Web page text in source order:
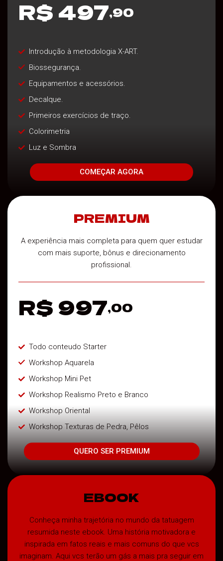
R$ 497,90
Introdução à metodologia X-ART.
Biossegurança.
Equipamentos e acessórios.
Decalque.
Primeiros exercícios de traço.
Colorimetria
Luz e Sombra
COMEÇAR AGORA
PREMIUM
A experiência mais completa para quem quer estudar
com mais suporte, bônus e direcionamento
profissional.
R$ 997,00
Todo conteudo Starter
Workshop Aquarela
Workshop Mini Pet
Workshop Realismo Preto e Branco
Workshop Oriental
Workshop Texturas de Pedra, Pêlos
QUERO SER PREMIUM
EBOOK
Conheça minha trajetória no mundo da tatuagem
resumida neste ebook. Uma história motivadora e
inspirada em fatos reais e mais comuns do que vcs
imaginam. Aqui vcs terão um gás a mais pra seguir em